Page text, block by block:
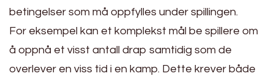
betingelser som må oppfylles under spillingen.
For eksempel kan et komplekst mål be spillere om
å oppnå et visst antall drap samtidig som de
overlever en viss tid i en kamp. Dette krever både